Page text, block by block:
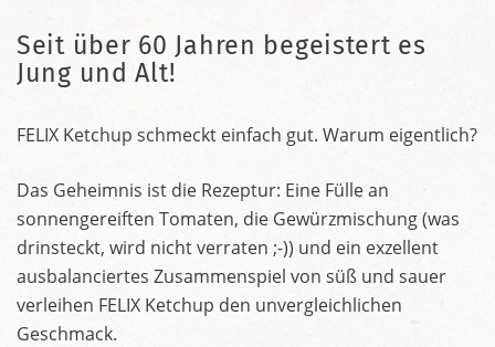
Seit über 60 Jahren begeistert es
Jung und Alt!
FELIX Ketchup schmeckt einfach gut. Warum eigentlich?
Das Geheimnis ist die Rezeptur: Eine Fülle an
sonnengereiften Tomaten, die Gewürzmischung (was
drinsteckt, wird nicht verraten ;-)) und ein exzellent
ausbalanciertes Zusammenspiel von süß und sauer
verleihen FELIX Ketchup den unvergleichlichen
Geschmack.